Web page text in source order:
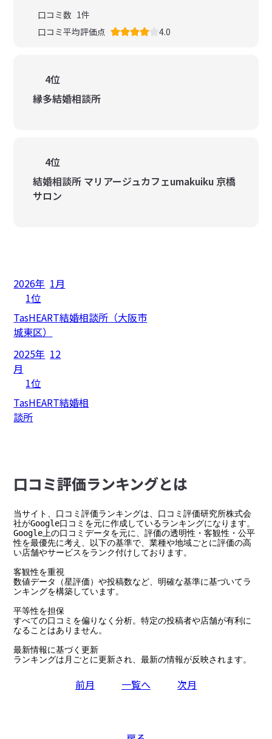
口コミ数 1件
口コミ平均評価点
4.0
4位
縁多結婚相談所
4位
結婚相談所 マリアージュカフェumakuiku 京橋
サロン
2026年 1月
1位
TasHEART結婚相談所（大阪市
城東区）
2025年 12
月
1位
TasHEART結婚相
談所
⼝コミ評価ランキングとは
当サイト、口コミ評価ランキングは、口コミ評価研究所株式会
社がGoogle口コミを元に作成しているランキングになります。
Google上の口コミデータを元に、評価の透明性・客観性・公平
性を最優先に考え、以下の基準で、業種や地域ごとに評価の高
い店舗やサービスをランク付けしております。
客観性を重視
数値データ（星評価）や投稿数など、明確な基準に基づいてラ
ンキングを構築しています。
平等性を担保
すべての口コミを偏りなく分析。特定の投稿者や店舗が有利に
なることはありません。
最新情報に基づく更新
ランキングは月ごとに更新され、最新の情報が反映されます。
前月 一覧へ 次月